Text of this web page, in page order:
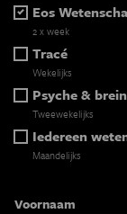
Eos
2 x week
Tracé
Wekelijks
Psyche & brein
Tweewekelijks
Iedereen
Maandelijks
Voornaam